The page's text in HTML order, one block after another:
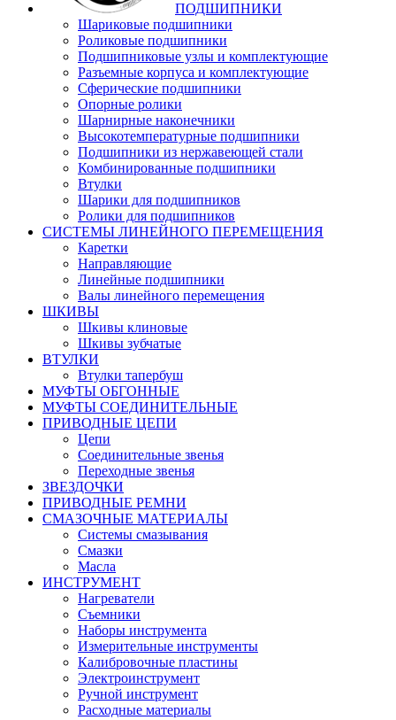
ПОДШИПНИКИ
Шариковые подшипники
Роликовые подшипники
Подшипниковые узлы и комплектующие
Разъемные корпуса и комплектующие
Сферические подшипники
Опорные ролики
Шарнирные наконечники
Высокотемпературные подшипники
Подшипники из нержавеющей стали
Комбинированные подшипники
Втулки
Шарики для подшипников
Ролики для подшипников
СИСТЕМЫ ЛИНЕЙНОГО ПЕРЕМЕЩЕНИЯ
Каретки
Направляющие
Линейные подшипники
Валы линейного перемещения
ШКИВЫ
Шкивы клиновые
Шкивы зубчатые
ВТУЛКИ
Втулки тапербуш
МУФТЫ ОБГОННЫЕ
МУФТЫ СОЕДИНИТЕЛЬНЫЕ
ПРИВОДНЫЕ ЦЕПИ
Цепи
Соединительные звенья
Переходные звенья
ЗВЕЗДОЧКИ
ПРИВОДНЫЕ РЕМНИ
СМАЗОЧНЫЕ МАТЕРИАЛЫ
Системы смазывания
Смазки
Масла
ИНСТРУМЕНТ
Нагреватели
Съемники
Наборы инструмента
Измерительные инструменты
Калибровочные пластины
Электроинструмент
Ручной инструмент
Расходные материалы